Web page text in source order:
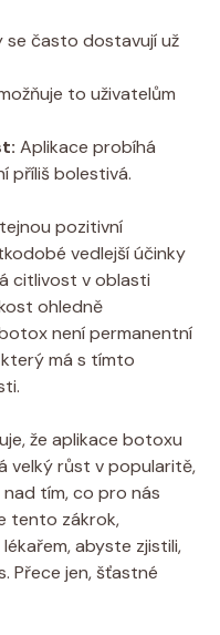
se často ⁣dostavují⁢ už
to uživatelům
Aplikace⁢ probíhá
příliš bolestivá.
⁣pozitivní
vedlejší účinky
citlivost ⁢v oblasti​
ohledně
není permanentní⁤
⁤který‌ má s tímto
že aplikace botoxu
velký růst v‍ popularitě,
tím, co‌ pro nás
tento zákrok,
abyste zjistili,
Přece jen, šťastné